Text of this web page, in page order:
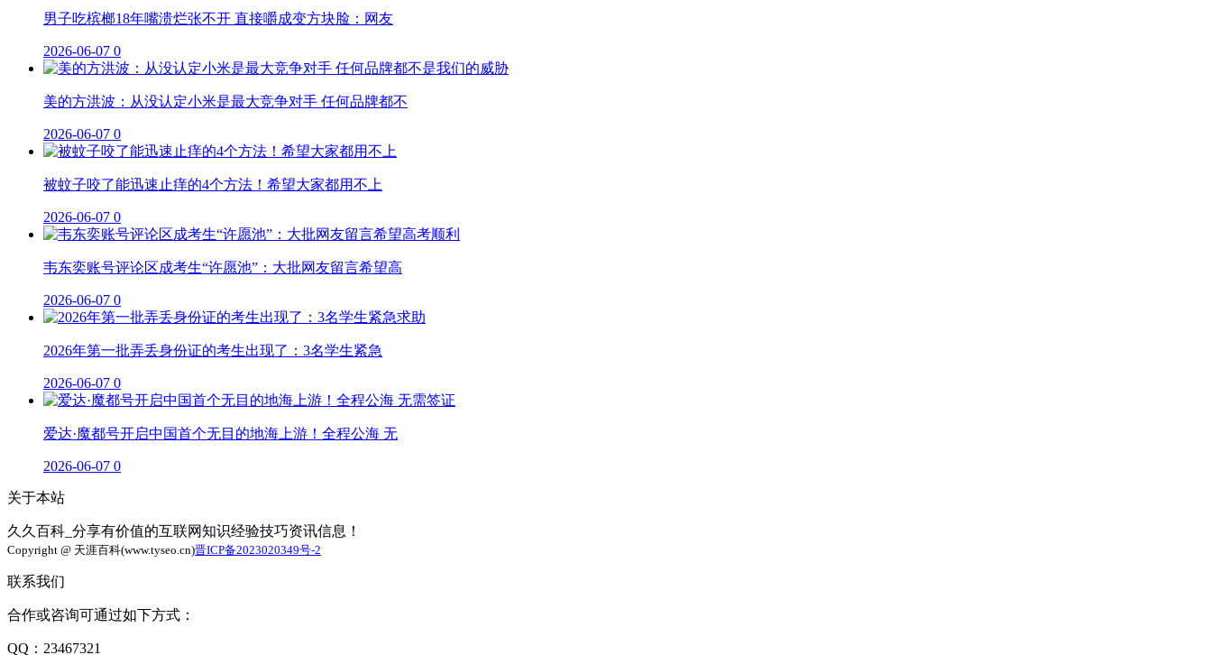
男子吃槟榔18年嘴溃烂张不开 直接嚼成变方块脸：网友
2026-06-07 0
美的方洪波：从没认定小米是最大竞争对手 任何品牌都不
2026-06-07 0
被蚊子咬了能迅速止痒的4个方法！希望大家都用不上
2026-06-07 0
韦东奕账号评论区成考生“许愿池”：大批网友留言希望高
2026-06-07 0
2026年第一批弄丢身份证的考生出现了：3名学生紧急
2026-06-07 0
爱达·魔都号开启中国首个无目的地海上游！全程公海 无
2026-06-07 0
关于本站
久久百科_分享有价值的互联网知识经验技巧资讯信息！
Copyright @ 天涯百科(www.tyseo.cn)晋ICP备2023020349号-2
联系我们
合作或咨询可通过如下方式：
QQ：23467321